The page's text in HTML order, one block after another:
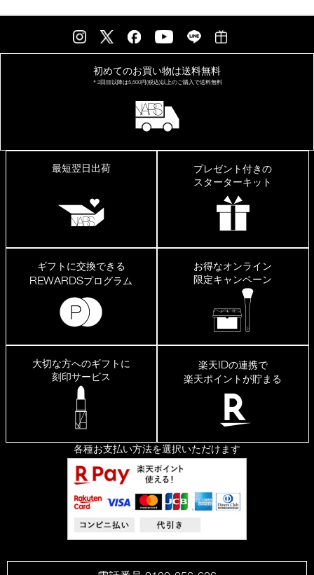
初めてのお買い物は送料無料
＊2回目以降は5,500円(税込)以上のご購入で送料無料
最短翌日出荷
プレゼント付きの
スターターキット
ギフトに交換できる
REWARDSプログラム
お得なオンライン
限定キャンペーン
大切な方へのギフトに
刻印サービス
楽天IDの連携で
楽天ポイントが貯まる
各種お支払い方法を選択いただけます